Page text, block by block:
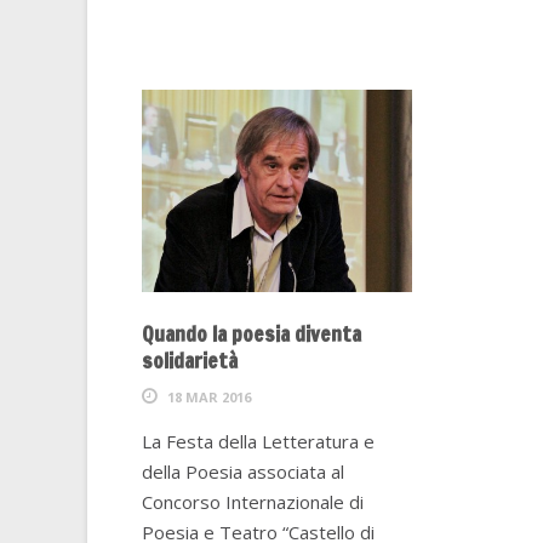
Quando la poesia diventa
solidarietà
18 MAR 2016
La Festa della Letteratura e
della Poesia associata al
Concorso Internazionale di
Poesia e Teatro “Castello di